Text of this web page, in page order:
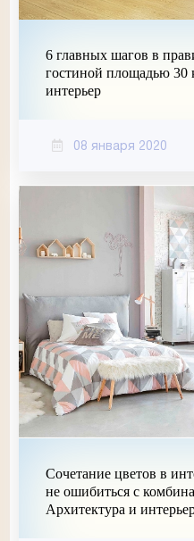
6 главных шагов в
гостиной площадью 30
интерьер
08 января 2020
Сочетание цветов в
не ошибиться с
Архитектура и